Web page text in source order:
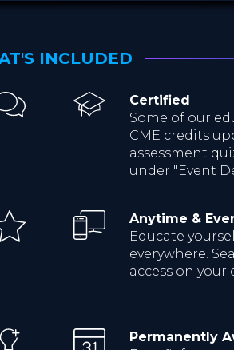
INCLUDED
Certified
Some of our
CME credits
assessment
under "Event
Anytime &
Educate
everywhere.
access on your
Permanently